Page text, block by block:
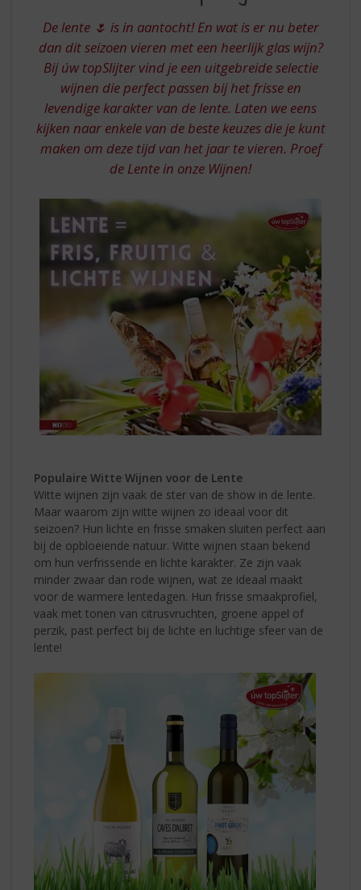
UW
TOPSLIJTER
De lente 🌷 is in aantocht! En wat is er nu beter
dan dit seizoen vieren met een heerlijk glas wijn?
Bij úw topSlijter vind je een uitgebreide selectie
wijnen die perfect passen bij het frisse en
levendige karakter van de lente. Laten we eens
kijken naar enkele van de beste keuzes die je kunt
maken om deze tijd van het jaar te vieren. Proef
de Lente in onze Wijnen!
Populaire Witte Wijnen voor de Lente
Witte wijnen zijn vaak de ster van de show in de lente.
Maar waarom zijn witte wijnen zo ideaal voor dit
seizoen? Hun lichte en frisse smaken sluiten perfect aan
bij de opbloeiende natuur. Witte wijnen staan bekend
om hun verfrissende en lichte karakter. Ze zijn vaak
minder zwaar dan rode wijnen, wat ze ideaal maakt
voor de warmere lentedagen. Hun frisse smaakprofiel,
vaak met tonen van citrusvruchten, groene appel of
perzik, past perfect bij de lichte en luchtige sfeer van de
lente!